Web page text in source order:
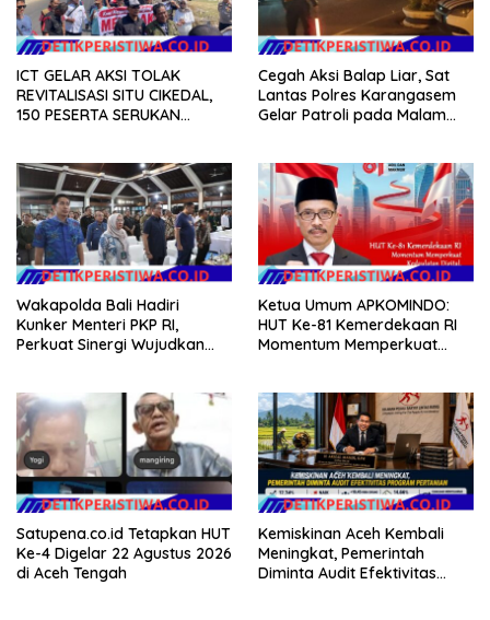
ICT GELAR AKSI TOLAK
REVITALISASI SITU CIKEDAL,
150 PESERTA SERUKAN
Cegah Aksi Balap Liar, Sat
Lantas Polres Karangasem
Gelar Patroli pada Malam
Wakapolda Bali Hadiri
Kunker Menteri PKP RI,
Perkuat Sinergi Wujudkan
Ketua Umum APKOMINDO:
HUT Ke-81 Kemerdekaan RI
Momentum Memperkuat
Hukum Menuju Indonesia
Emas 2045
Satupena.co.id Tetapkan HUT
Ke-4 Digelar 22 Agustus 2026
di Aceh Tengah
Kemiskinan Aceh Kembali
Meningkat, Pemerintah
Diminta Audit Efektivitas